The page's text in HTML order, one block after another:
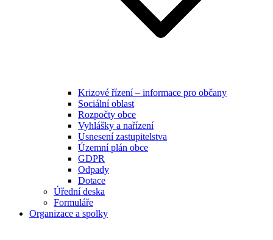
Krizové řízení – informace pro občany
Sociální oblast
Rozpočty obce
Vyhlášky a nařízení
Usnesení zastupitelstva
Územní plán obce
GDPR
Odpady
Dotace
Úřední deska
Formuláře
Organizace a spolky